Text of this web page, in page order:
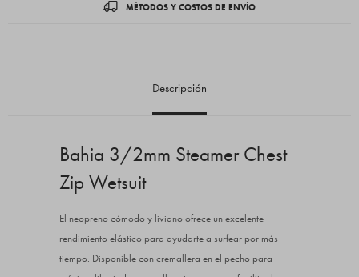
MÉTODOS Y COSTOS DE ENVÍO
Descripción
Bahia 3/2mm Steamer Chest
Zip Wetsuit
El neopreno cómodo y liviano ofrece un excelente
rendimiento elástico para ayudarte a surfear por más
tiempo. Disponible con cremallera en el pecho para